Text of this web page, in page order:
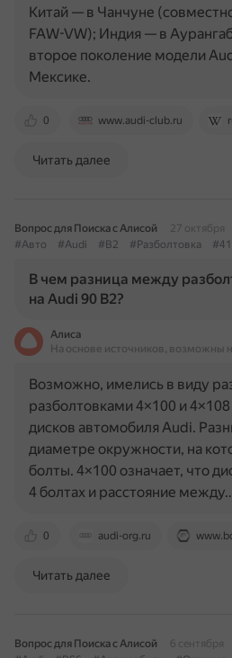
0 www.audi-club.ru
Китай — в Чанчуне
FAW-VW); Индия — в
второе поколение модели
Мексике.
Читать далее
Вопрос для Поиска с Алисой
27 октября
#Авто
#Audi #B2 #Разболтовка
В чем разница между
на Audi 90 B2?
Алиса
На основе источников, возможны
0 audi-org.ru
Возможно, имелись в виду
разболтовками 4×100 и
дисков автомобиля Audi.
диаметре окружности, на
болты. 4×100 означает, что
4 болтах и расстояние
Читать далее
Вопрос для Поиска с Алисой
6 сентября